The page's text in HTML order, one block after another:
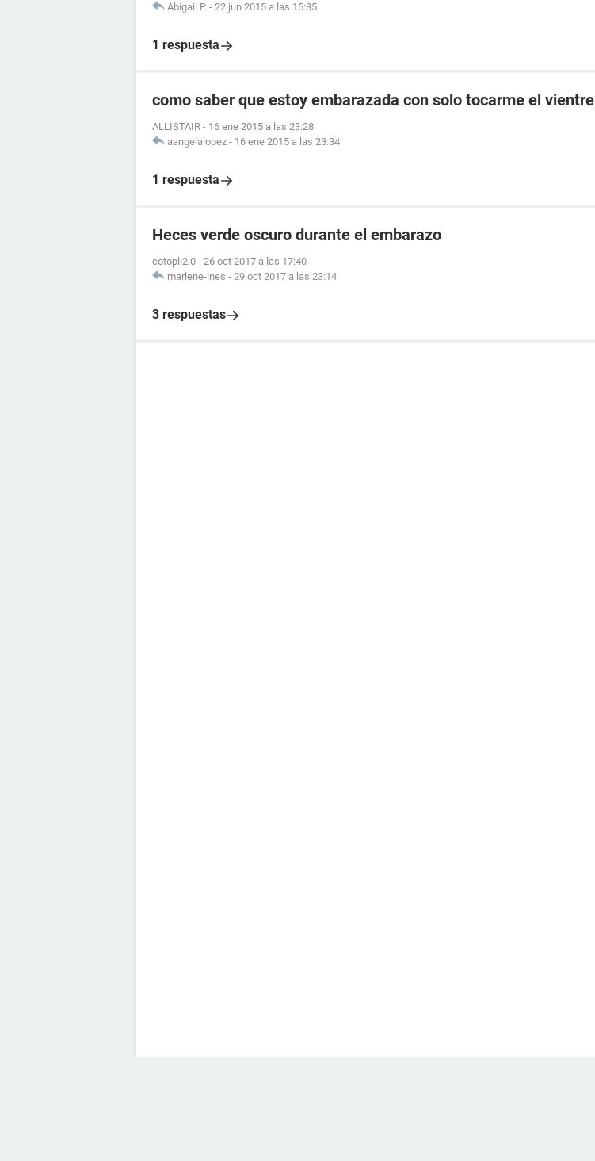
Abigail P. - 22 jun 2015 a las 15:35
1 respuesta
como saber que estoy embarazada con solo tocarme el vientre
ALLISTAIR - 16 ene 2015 a las 23:28
aangelalopez - 16 ene 2015 a las 23:34
1 respuesta
Heces verde oscuro durante el embarazo
cotopli2.0 - 26 oct 2017 a las 17:40
marlene-ines - 29 oct 2017 a las 23:14
3 respuestas